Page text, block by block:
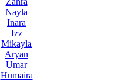
Nayla
Inara
Izz
Mikayla
Aryan
Umar
Humaira